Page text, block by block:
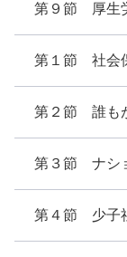
第９節 厚生
第１節 社会
第２節 誰も
第３節 ナシ
第４節 少子